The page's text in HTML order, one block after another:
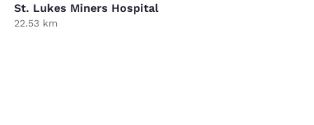
St. Lukes Miners Hospital
22.53 km